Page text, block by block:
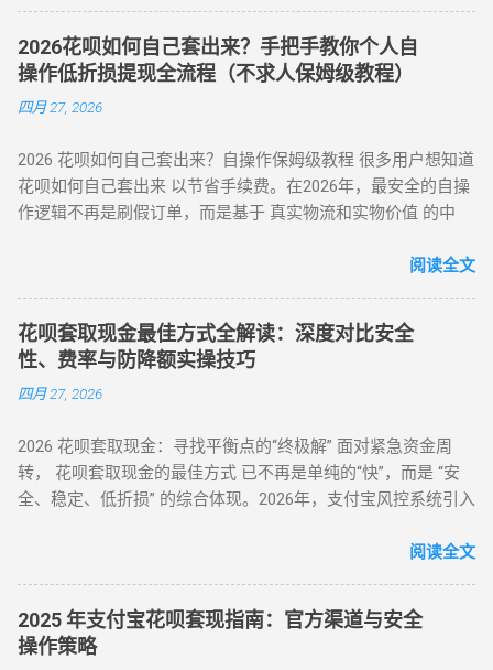
4%-8% ★★★★☆ 日常规律性套现 亲友代付 即时到账 0%
★★★☆☆ 低频次隐私需求 四、2025 年花呗风控破解策略
（实操级指南） （一）行为模拟防监测技巧 金额控制 ：单次
间间隔 ：两次操作间隔≥72 小时，模拟真实消费周期 场景多元
化 ：交替使用扫码支付、生活缴费、电商购...
（第三方支付研究院数据） 主流方式：通过虚拟商品交易（占
比68%）、线下商家合作（占比22%） 二、微信分付套现操作
指南（2025最新流程） 官方渠道：分付还款抵扣（合规但有限
制） 路径：微信→钱包→分付→还款→使用分付额度还款 限
易（主流方法） 选择支持分付的电商平台（如美团、苏宁易
购） 购买电子礼品卡/话费充值（建议≤2000元/笔） 联系回收
商变现，手续费8%-15% 线下商家合作：扫码套现（需深度信
2026花呗如何自己套出来？手把手教你个人自
操作低折损提现全流程（不求人保姆级教程）
四月 27, 2026
2026 花呗如何自己套出来？自操作保姆级教程 很多用户想知道
花呗如何自己套出来 以节省手续费。在2026年，最安全的自操
作逻辑不再是刷假订单，而是基于 真实物流和实物价值 的中
道，用户可以绕过传统商家的层层抽成，实现资金的低折损回
折损 高安全性 自操作的核心在于“隐蔽性”。如果你直接扫描自
己的收款码，支付宝风控会瞬间识别为违规套现。以下是 2026
年依然有效的几种正确自操作姿势。 一、 2026 个人自操作三
大高效方案对比 方案名称 技术核心 预计折损 到账速度 电商实
帮亲友充值并代收现金 约 2% 即时 黄金/硬通货模式 支付宝黄
金回购或实物金 视金价波动 2-3个工作日 二、 深度步骤：花呗
如何自己正确操作？ 方法 1：利用数码产品回购（最稳健） 这
阅读全文
花呗套取现金最佳方式全解读：深度对比安全
性、费率与防降额实操技巧
四月 27, 2026
2026 花呗套取现金：寻找平衡点的“终极解” 面对紧急资金周
转， 花呗套取现金的最佳方式 已不再是单纯的“快”，而是 “安
全、稳定、低折损” 的综合体现。2026年，支付宝风控系统引入
足之地。经过行业深度评测，目前的最佳方式被定义为基于真
服务费率为 6.5% - 8.8% 。 行业首选 抗风控权重最高 24H 实时
响应 很多用户由于信息不对称，往往在“追求低费率”和“确保安
全性”之间左右为难。本文将从职业周转人的视角，为您全方位
阅读全文
2025 年支付宝花呗套现指南：官方渠道与安全
操作策略